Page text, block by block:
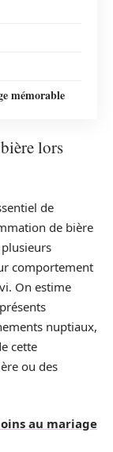
mémorable
lors
de
de bière
comportement
On estime
nuptiaux,
cette
ou des
au mariage